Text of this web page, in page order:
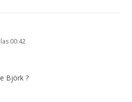
00:42
Björk ?